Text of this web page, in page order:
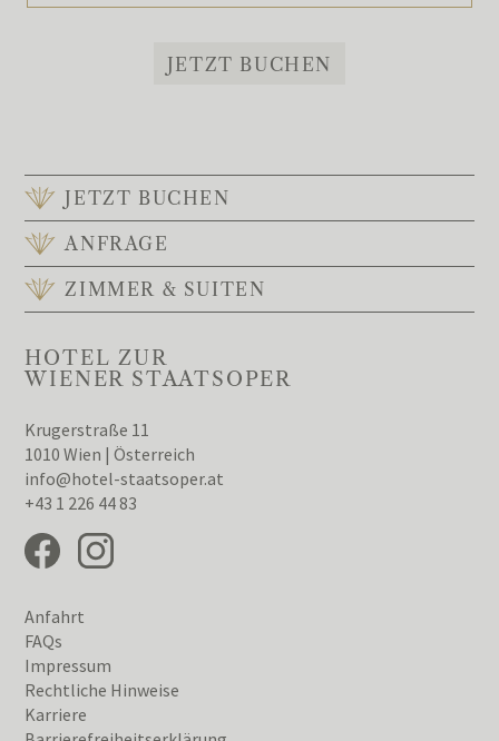
JETZT BUCHEN
JETZT BUCHEN
ANFRAGE
ZIMMER & SUITEN
HOTEL ZUR
WIENER STAATSOPER
Krugerstraße 11
1010 Wien | Österreich
info@hotel-staatsoper.at
+43 1 226 44 83
Anfahrt
FAQs
Impressum
Rechtliche Hinweise
Karriere